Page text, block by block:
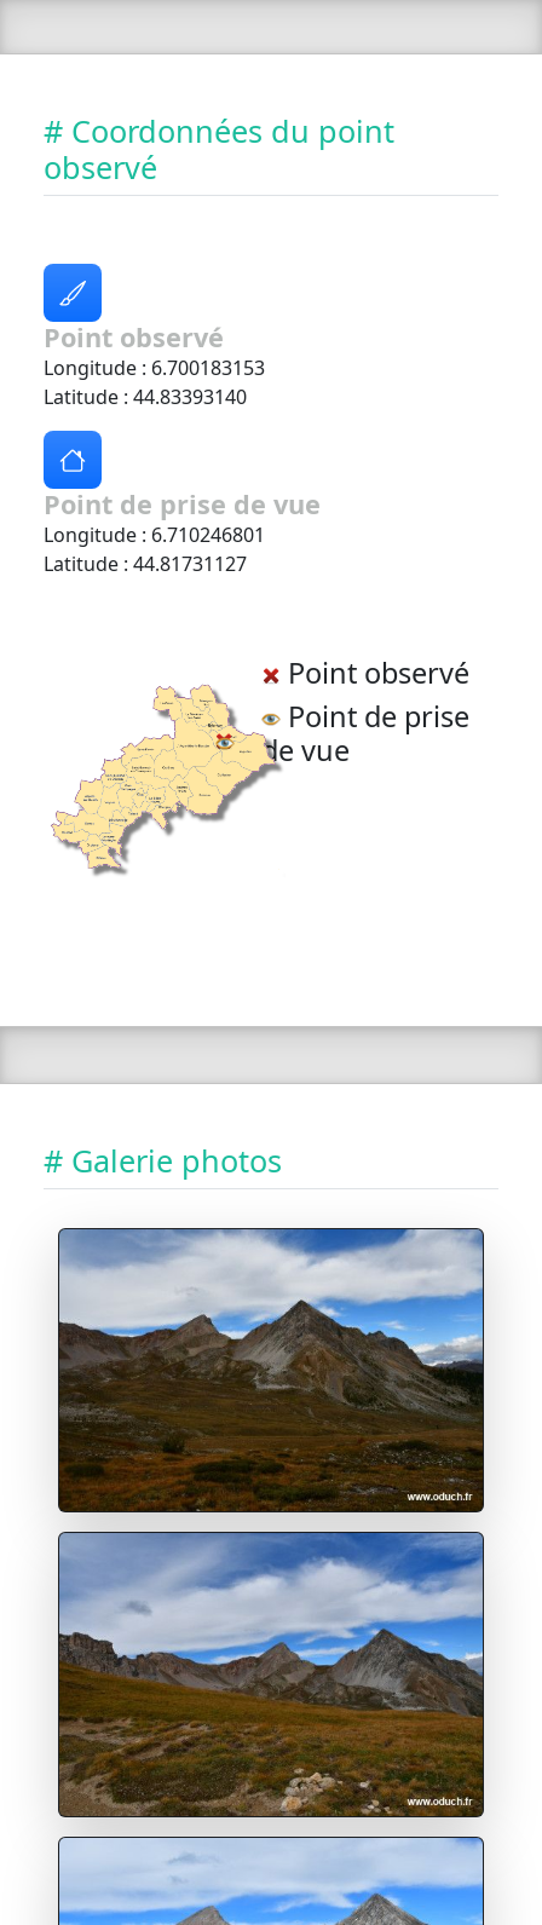
# Coordonnées du point
observé
Point observé
Longitude : 6.700183153
Latitude : 44.83393140
Point de prise de vue
Longitude : 6.710246801
Latitude : 44.81731127
Point observé
Point de prise
de vue
# Galerie photos